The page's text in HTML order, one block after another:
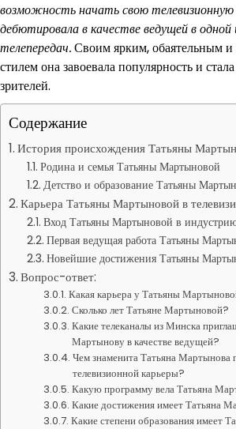
возможность начать свою телевизионную
дебютировала в качестве ведущей в одной
телепередач.Своим ярким, обаятельным
стилем она завоевала популярность и
зрителей.
Содержание
История происхождения Татьяны
Родина и семья Татьяны Мартыновой
Детство и образование Татьяны
Карьера Татьяны Мартыновой в
Вход Татьяны Мартыновой в
Первая ведущая работа Татьяны
Новейшие достижения Татьяны
Вопрос-ответ:
Какая карьера у Татьяны
Сколько лет Татьяне Мартыновой?
Какие телеканалы из Минска
Мартынову в качестве ведущей?
Чем знаменита Татьяна Мартынова
телевизионной карьеры?
Какую программу вела Татьяна
Какие достижения имеет Татьяна
Какие степени образования имеет